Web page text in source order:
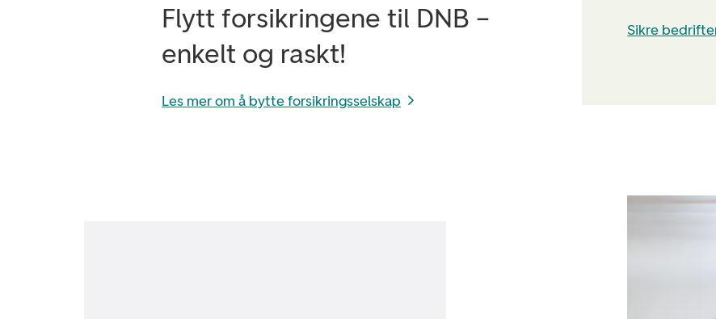
Flytt forsikringene til DNB –
enkelt og raskt!
Les mer om å bytte forsikringsselskap
Sikre